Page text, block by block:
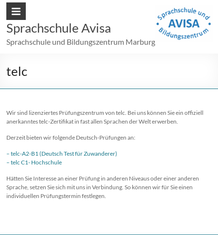
Sprachschule Avisa
Sprachschule und Bildungszentrum Marburg
telc
Wir sind lizenziertes Prüfungszentrum von telc. Bei uns können Sie ein offiziell
anerkanntes telc-Zertifikat in fast allen Sprachen der Welt erwerben.
Derzeit bieten wir folgende Deutsch-Prüfungen an:
– telc-A2-B1 (Deutsch Test für Zuwanderer)
– telc C1- Hochschule
Hätten Sie Interesse an einer Prüfung in anderen Niveaus oder einer anderen
Sprache, setzen Sie sich mit uns in Verbindung. So können wir für Sie einen
individuellen Prüfungstermin festlegen.